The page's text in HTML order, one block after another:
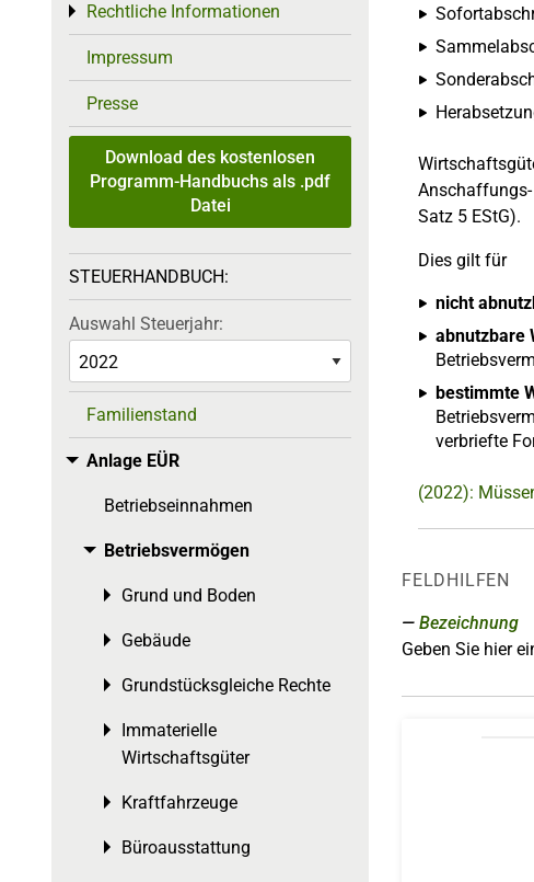
Satz 5 EStG).
Dies gilt für
nicht
abnutzbare
bestimmte
verbriefte
(2022):
FELDHILFEN
Bezeichnung
Geben Sie hier
Rechtliche Informationen
Toggle menu
Impressum
Presse
Download des kostenlosen
Programm-Handbuchs als .pdf
Datei
STEUERHANDBUCH:
Auswahl Steuerjahr:
Familienstand
Anlage EÜR
Toggle menu
Betriebseinnahmen
Betriebsvermögen
Toggle menu
Grund und Boden
Toggle menu
Gebäude
Toggle menu
Grundstücksgleiche Rechte
Toggle menu
Immaterielle
Wirtschaftsgüter
Toggle menu
Kraftfahrzeuge
Toggle menu
Büroausstattung
Toggle menu